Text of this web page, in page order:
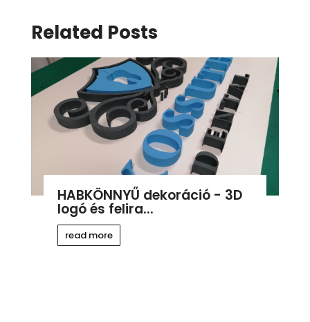
Related Posts
HABKÖNNYŰ dekoráció - 3D
logó és felira...
read more